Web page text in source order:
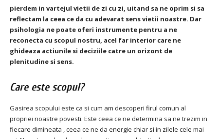
pierdem in vartejul vietii de zi cu zi, uitand sa ne oprim si sa
reflectam la ceea ce da cu adevarat sens vietii noastre. Dar
psihologia ne poate oferi instrumente pentru a ne
reconecta cu scopul nostru, acel far interior care ne
ghideaza actiunile si deciziile catre un orizont de
plenitudine si sens.
Care este scopul?
Gasirea scopului este ca si cum am descoperi firul comun al
propriei noastre povesti. Este ceea ce ne determina sa ne trezim in
fiecare dimineata , ceea ce ne da energie chiar si in zilele cele mai